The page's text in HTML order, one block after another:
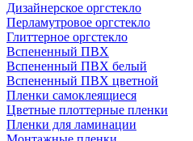
Дизайнерское оргстекло
Перламутровое оргстекло
Глиттерное оргстекло
Вспененный ПВХ
Вспененный ПВХ белый
Вспененный ПВХ цветной
Пленки самоклеящиеся
Цветные плоттерные пленки
Пленки для ламинации